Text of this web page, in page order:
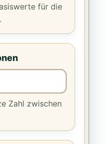
für die
Zahl zwischen